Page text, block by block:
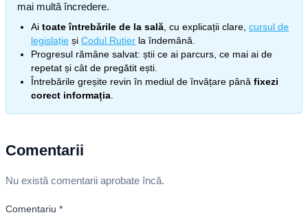
mai multă încredere.
Ai toate întrebările de la sală , cu explicații clare, cursul de
legislație și Codul Rutier la îndemână.
Progresul rămâne salvat: știi ce ai parcurs, ce mai ai de
repetat și cât de pregătit ești.
Întrebările greșite revin în mediul de învățare până fixezi
corect informația
Comentarii
Nu există comentarii aprobate încă.
Comentariu *